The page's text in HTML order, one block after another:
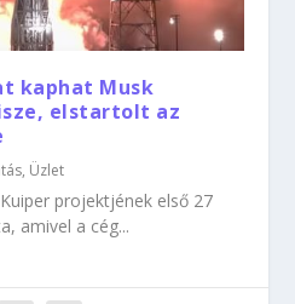
kaphat Musk
elstartolt az
, Üzlet
projektjének első 27
amivel a cég...